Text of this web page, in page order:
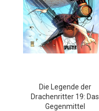
Die Legende der
Drachenritter 19: Das
Gegenmittel